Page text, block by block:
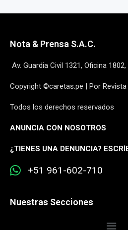
Nota & Prensa S.A.C.
Av. Guardia Civil 1321, Oficina
Copyright ©caretas.pe | Por Revista
Todos los derechos reservados
ANUNCIA CON NOSOTROS
¿TIENES UNA DENUNCIA?
+51 961-602-710
Nuestras Secciones